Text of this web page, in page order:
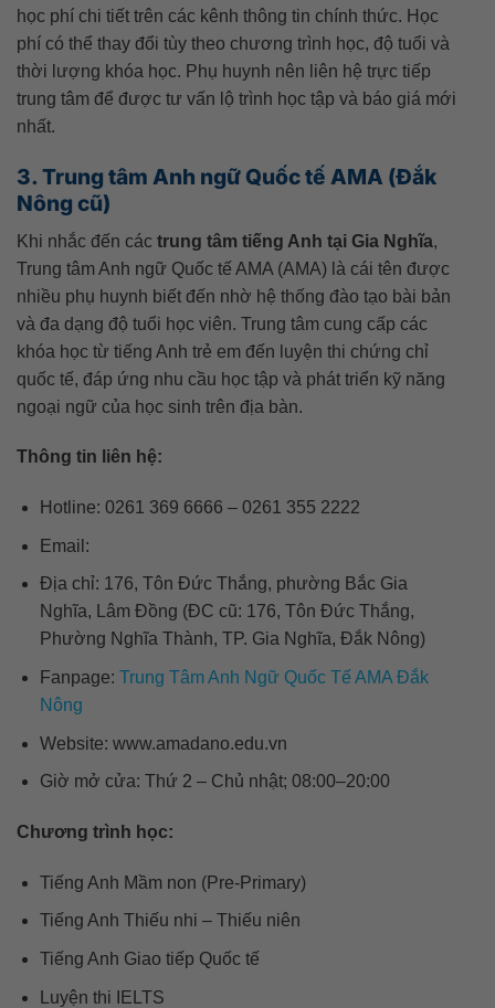
học phí chi tiết trên các kênh thông tin chính thức. Học
phí có thể thay đổi tùy theo chương trình học, độ tuổi và
thời lượng khóa học. Phụ huynh nên liên hệ trực tiếp
trung tâm để được tư vấn lộ trình học tập và báo giá mới
nhất.
3. Trung tâm Anh ngữ Quốc tế AMA (Đắk
Nông cũ)
Khi nhắc đến các trung tâm tiếng Anh tại Gia Nghĩa,
Trung tâm Anh ngữ Quốc tế AMA (AMA) là cái tên được
nhiều phụ huynh biết đến nhờ hệ thống đào tạo bài bản
và đa dạng độ tuổi học viên. Trung tâm cung cấp các
khóa học từ tiếng Anh trẻ em đến luyện thi chứng chỉ
quốc tế, đáp ứng nhu cầu học tập và phát triển kỹ năng
ngoại ngữ của học sinh trên địa bàn.
Thông tin liên hệ:
Hotline: 0261 369 6666 – 0261 355 2222
Email:
Địa chỉ: 176, Tôn Đức Thắng, phường Bắc Gia
Nghĩa, Lâm Đồng (ĐC cũ: 176, Tôn Đức Thắng,
Phường Nghĩa Thành, TP. Gia Nghĩa, Đắk Nông)
Fanpage: Trung Tâm Anh Ngữ Quốc Tế AMA Đắk
Nông
Website: www.amadano.edu.vn
Giờ mở cửa: Thứ 2 – Chủ nhật; 08:00–20:00
Chương trình học:
Tiếng Anh Mầm non (Pre-Primary)
Tiếng Anh Thiếu nhi – Thiếu niên
Tiếng Anh Giao tiếp Quốc tế
Luyện thi IELTS